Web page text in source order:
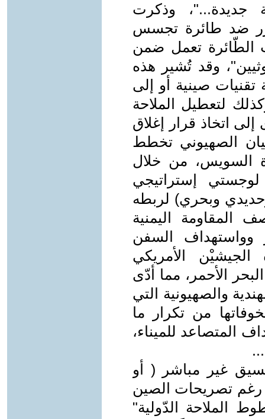
جديدة..."، وذكرت
ضد طائرة تجسس
الطّائرة تعمل ضمن
وقد تُشير هذه
تقنيات صينية أو إلى
لتعطيل الملاحة
اتخاذ قرار إغلاق
الصهيوني تخطط
السويس، من خلال
إستراتيجي
وبحري) لربطه
المقاومة اليمنية
وواستهداف السفن
الجيشيْن الأمريكي
الأحمر، مما أدّى
والصهيونية التي
من تكرار ما
المتصاعد للميناء،
غير مباشر ( أو
رغم تصريحات الصين
الملاحة الدّولية"